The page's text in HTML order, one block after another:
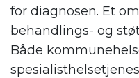
for diagnosen. Et
behandlings- og
Både